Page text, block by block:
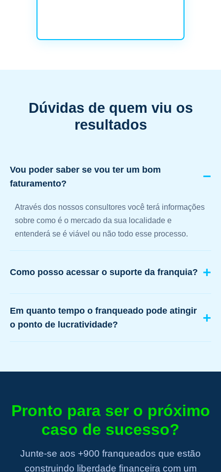
Dúvidas de quem viu os
resultados
Vou poder saber se vou ter um bom
faturamento?
Através dos nossos consultores você terá informações
sobre como é o mercado da sua localidade e
entenderá se é viável ou não todo esse processo.
Como posso acessar o suporte da franquia?
Em quanto tempo o franqueado pode atingir
o ponto de lucratividade?
Pronto para ser o próximo
caso de sucesso?
Junte-se aos +900 franqueados que estão
construindo liberdade financeira com um